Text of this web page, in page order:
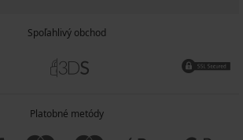
Spoľahlivý obchod
Platobné metódy